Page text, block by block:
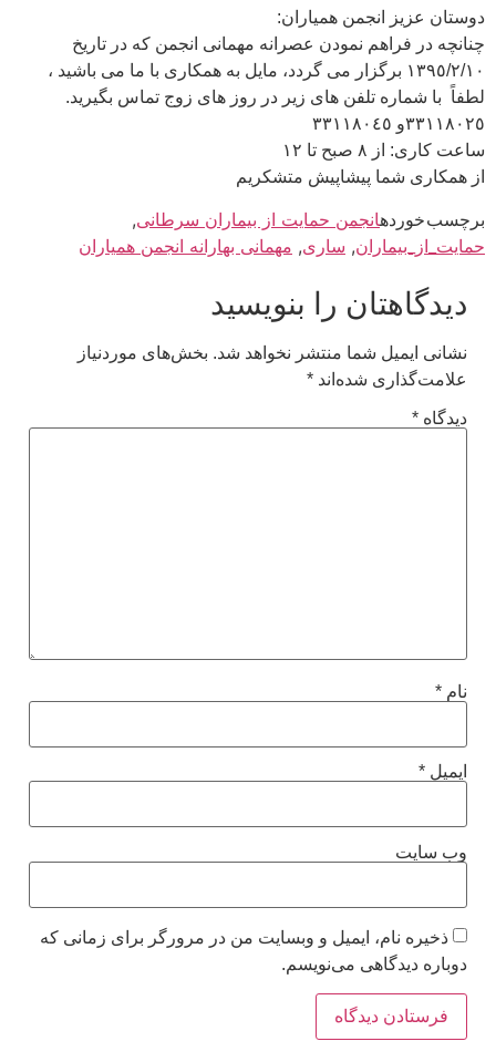
دوستان عزيز انجمن همياران:
چنانچه در فراهم نمودن عصرانه مهمانى انجمن كه در تاريخ
١٣٩٥/٢/١٠ برگزار مى گردد، مايل به همكارى با ما مى باشيد ،
لطفاً با شماره تلفن هاى زير در روز هاى زوج تماس بگيريد.
٣٣١١٨٠٢٥و ٣٣١١٨٠٤٥
ساعت كارى: از ٨ صبح تا ١٢
از همكارى شما پيشاپيش متشكريم
برچسب خوردهانجمن حمایت از بیماران سرطانی,
حمایت_از_بیماران, ساری, مهمانى بهارانه انجمن همیاران
دیدگاهتان را بنویسید
نشانی ایمیل شما منتشر نخواهد شد. بخش‌های موردنیاز
علامت‌گذاری شده‌اند *
دیدگاه *
نام *
ایمیل *
وب‌ سایت
ذخیره نام، ایمیل و وبسایت من در مرورگر برای زمانی که
دوباره دیدگاهی می‌نویسم.